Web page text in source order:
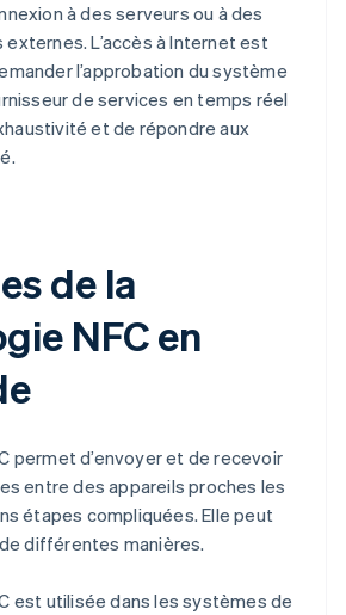
à des serveurs ou à des
L’accès à Internet est
l’approbation du système
de services en temps réel
et de répondre aux
de la
NFC en
permet d’envoyer et de recevoir
entre des appareils proches les
étapes compliquées. Elle peut
différentes manières.
est utilisée dans les systèmes de